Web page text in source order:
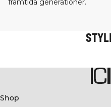
framtida generationer.
Shop